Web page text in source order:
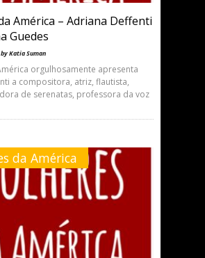
América – Adriana Deffenti
Guedes
by Katia Suman
orgulhosamente apresenta
a compositora, atriz, flautista,
de serenatas, professora da voz
da América